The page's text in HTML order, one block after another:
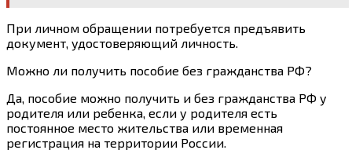
При личном обращении потребуется предъявить
документ, удостоверяющий личность.
Можно ли получить пособие без гражданства РФ?
Да, пособие можно получить и без гражданства РФ у
родителя или ребенка, если у родителя есть
постоянное место жительства или временная
регистрация на территории России.